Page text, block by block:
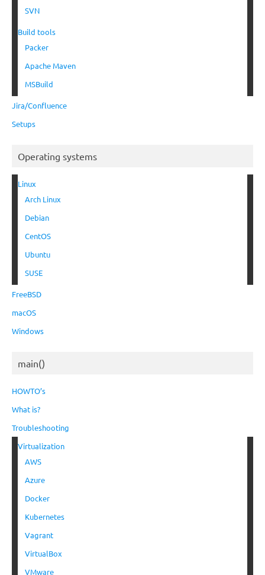
SVN
Build tools
Packer
Apache Maven
MSBuild
Jira/Confluence
Setups
Operating systems
Linux
Arch Linux
Debian
CentOS
Ubuntu
SUSE
FreeBSD
macOS
Windows
main()
HOWTO’s
What is?
Troubleshooting
Virtualization
AWS
Azure
Docker
Kubernetes
Vagrant
VirtualBox
VMware